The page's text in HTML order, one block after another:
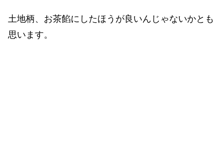
土地柄、お茶餡にしたほうが良いんじゃないかとも
思います。